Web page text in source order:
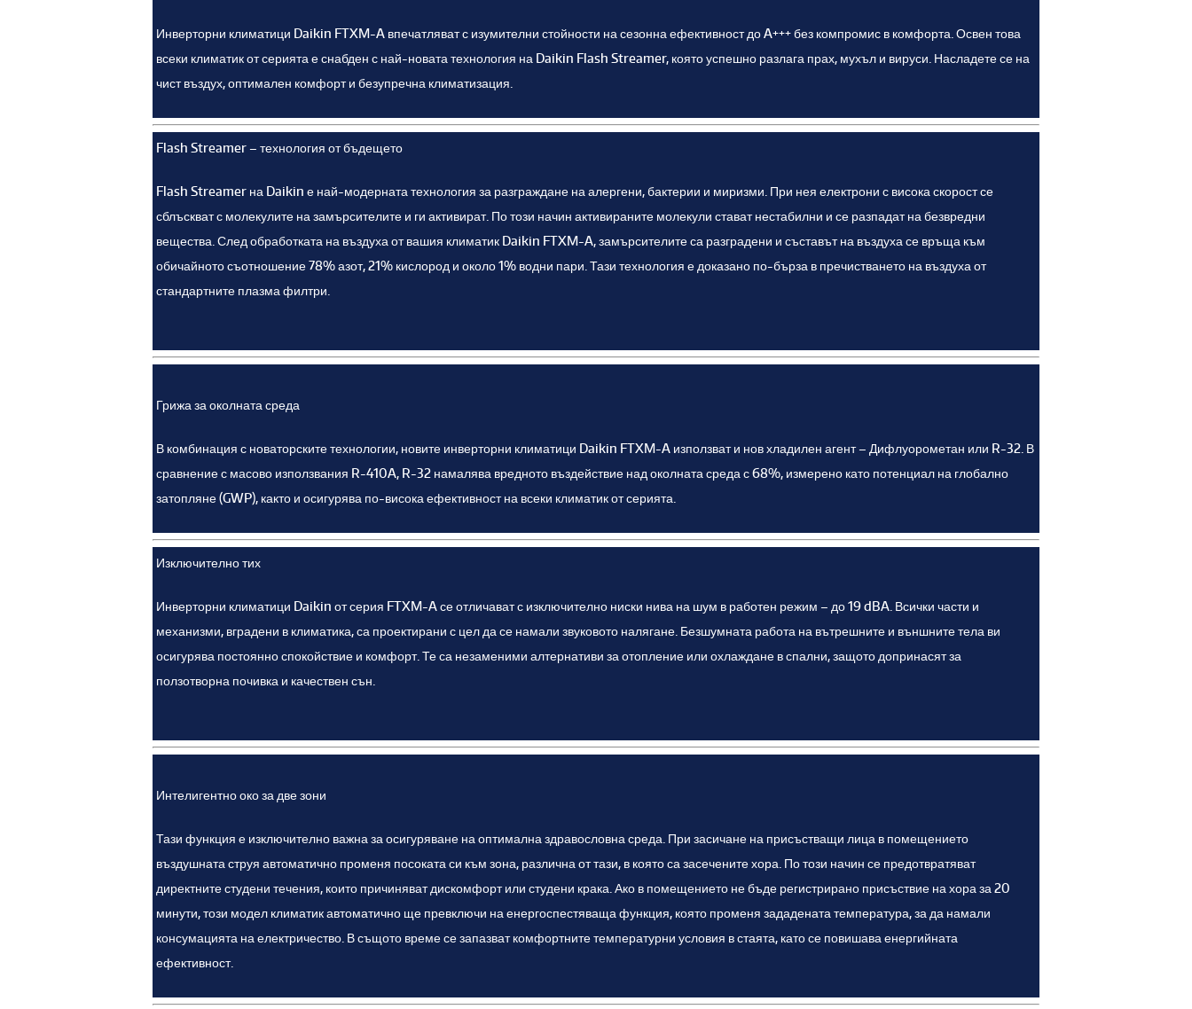
Инверторни климатици Daikin FTXM-A впечатляват с изумителни стойности на сезонна ефективност до A+++ без компромис в комфорта. Освен това
всеки климатик от серията е снабден с най-новата технология на Daikin Flash Streamer, която успешно разлага прах, мухъл и вируси. Насладете се на
чист въздух, оптимален комфорт и безупречна климатизация.
Flash Streamer – технология от бъдещето
Flash Streamer на Daikin е най-модерната технология за разграждане на алергени, бактерии и миризми. При нея електрони с висока скорост се
сблъскват с молекулите на замърсителите и ги активират. По този начин активираните молекули стават нестабилни и се разпадат на безвредни
вещества. След обработката на въздуха от вашия климатик Daikin FTXM-A, замърсителите са разградени и съставът на въздуха се връща към
обичайното съотношение 78% азот, 21% кислород и около 1% водни пари. Тази технология е доказано по-бърза в пречистването на въздуха от
стандартните плазма филтри.
Грижа за околната среда
В комбинация с новаторските технологии, новите инверторни климатици Daikin FTXM-A използват и нов хладилен агент – Дифлуорометан или R-32. В
сравнение с масово използвания R-410A, R-32 намалява вредното въздействие над околната среда с 68%, измерено като потенциал на глобално
затопляне (GWP), както и осигурява по-висока ефективност на всеки климатик от серията.
Изключително тих
Инверторни климатици Daikin от серия FTXM-A се отличават с изключително ниски нива на шум в работен режим – до 19 dBA. Всички части и
механизми, вградени в климатика, са проектирани с цел да се намали звуковото налягане. Безшумната работа на вътрешните и външните тела ви
осигурява постоянно спокойствие и комфорт. Те са незаменими алтернативи за отопление или охлаждане в спални, защото допринасят за
ползотворна почивка и качествен сън.
Интелигентно око за две зони
Тази функция е изключително важна за осигуряване на оптимална здравословна среда. При засичане на присъстващи лица в помещението
въздушната струя автоматично променя посоката си към зона, различна от тази, в която са засечените хора. По този начин се предотвратяват
директните студени течения, които причиняват дискомфорт или студени крака. Ако в помещението не бъде регистрирано присъствие на хора за 20
минути, този модел климатик автоматично ще превключи на енергоспестяваща функция, която променя зададената температура, за да намали
консумацията на електричество. В същото време се запазват комфортните температурни условия в стаята, като се повишава енергийната
ефективност.